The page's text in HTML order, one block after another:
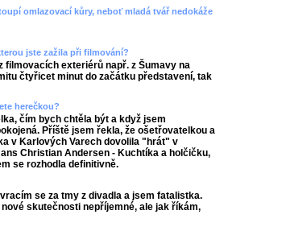
omlazovací kůry, neboť mladá tvář nedokáže
jste zažila při filmování?
filmovacích exteriérů např. z Šumavy na
čtyřicet minut do začátku představení, tak
herečkou?
čím bych chtěla být a když jsem
Příště jsem řekla, že ošetřovatelkou a
v Karlových Varech dovolila "hrát" v
Christian Andersen - Kuchtíka a holčičku,
se rozhodla definitivně.
se za tmy z divadla a jsem fatalistka.
skutečnosti nepříjemné, ale jak říkám,